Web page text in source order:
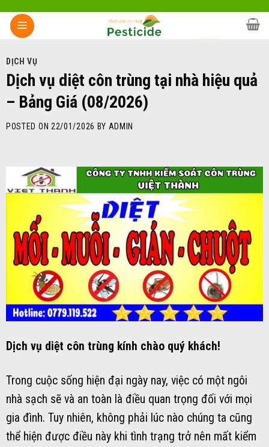
Skip
DỊCH VỤ
Dịch vụ diệt côn trùng tại nhà hiệu quả
– Bảng Giá (08/2026)
POSTED ON 22/01/2026 BY ADMIN
Dịch vụ diệt côn trùng kính chào quý khách!
Trong cuộc sống hiện đại ngày nay, việc có một ngôi
nhà sạch sẽ và an toàn là điều quan trọng đối với mọi
gia đình. Tuy nhiên, không phải lúc nào chúng ta cũng
thể hiện được điều này khi tình trạng trở nên mất kiểm